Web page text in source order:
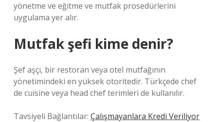
yönetme ve eğitme ve mutfak prosedürlerini
uygulama yer alır.
Mutfak şefi kime denir?
Şef aşçı, bir restoran veya otel mutfağının
yönetimindeki en yüksek otoritedir. Türkçede chef
de cuisine veya head chef terimleri de kullanılır.
Tavsiyeli Bağlantılar: Çalışmayanlara Kredi Veriliyor